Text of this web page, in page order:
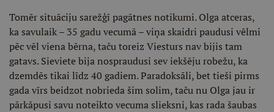
Tomēr situāciju sarežģī pagātnes notikumi. Olga atceras,
ka savulaik – 35 gadu vecumā – viņa skaidri paudusi vēlmi
pēc vēl viena bērna, taču toreiz Viesturs nav bijis tam
gatavs. Sieviete bija nospraudusi sev iekšēju robežu, ka
dzemdēs tikai līdz 40 gadiem. Paradoksāli, bet tieši pirms
gada vīrs beidzot nobrieda šim solim, taču nu Olga jau ir
pārkāpusi savu noteikto vecuma slieksni, kas rada šaubas